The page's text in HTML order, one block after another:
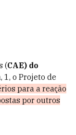
(CAE) do
1, o Projeto de
para a reação
por outros